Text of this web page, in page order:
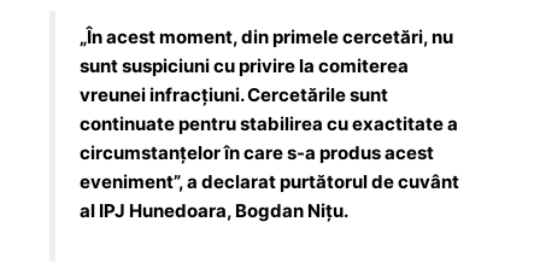
„În acest moment, din primele cercetări, nu
sunt suspiciuni cu privire la comiterea
vreunei infracțiuni. Cercetările sunt
continuate pentru stabilirea cu exactitate a
circumstanțelor în care s-a produs acest
eveniment”, a declarat purtătorul de cuvânt
al IPJ Hunedoara, Bogdan Nițu.